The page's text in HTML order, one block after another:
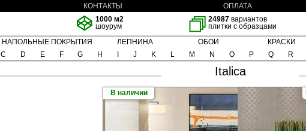
КОНТАКТЫ ОПЛАТА
1000 м2
шоурум
24987 вариантов
плитки с образцами
НАПОЛЬНЫЕ ПОКРЫТИЯ ЛЕПНИНА ОБОИ КРАСКИ
C D E F G H J K L M N O P Q R
Italica
В наличии